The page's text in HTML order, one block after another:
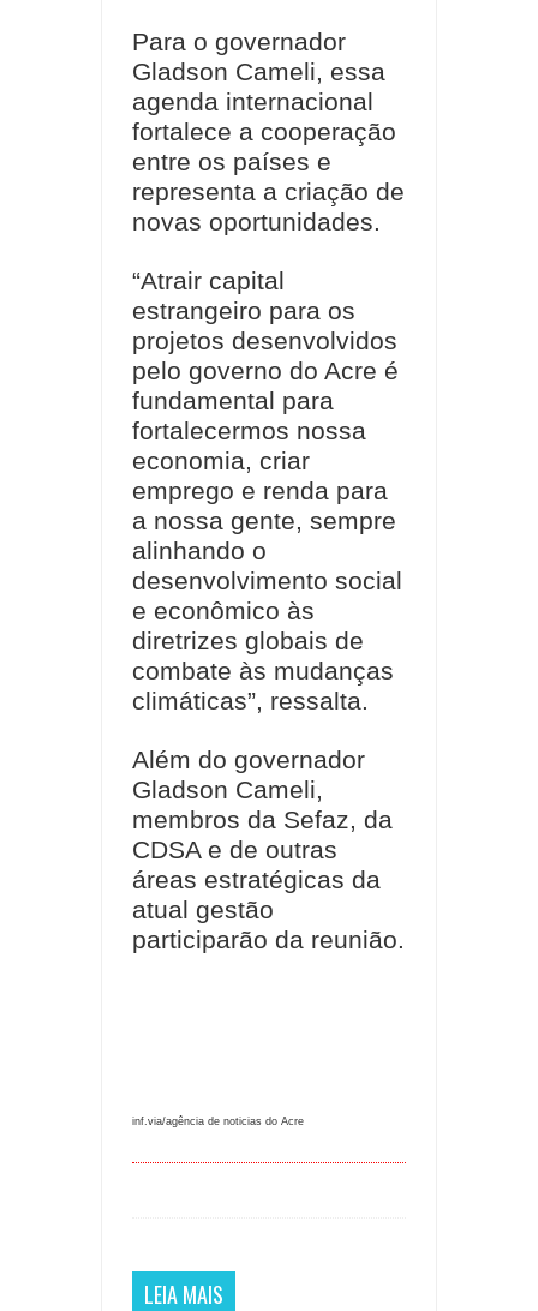
Para o governador
Gladson Cameli, essa
agenda internacional
fortalece a cooperação
entre os países e
representa a criação de
novas oportunidades.
“Atrair capital
estrangeiro para os
projetos desenvolvidos
pelo governo do Acre é
fundamental para
fortalecermos nossa
economia, criar
emprego e renda para
a nossa gente, sempre
alinhando o
desenvolvimento social
e econômico às
diretrizes globais de
combate às mudanças
climáticas”, ressalta.
Além do governador
Gladson Cameli,
membros da Sefaz, da
CDSA e de outras
áreas estratégicas da
atual gestão
participarão da reunião.
inf.via/agência de noticias do Acre
LEIA MAIS